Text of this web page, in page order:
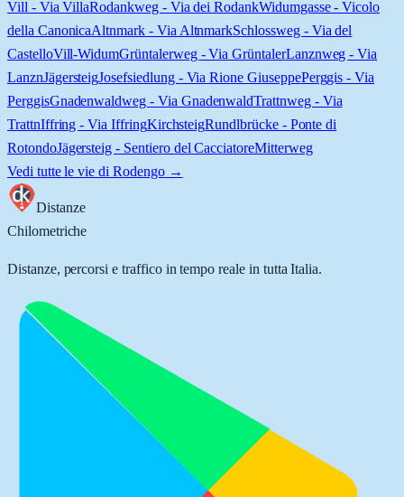
Vill - Via VillaRodankweg - Via dei RodankWidumgasse - Vicolo
della CanonicaAltnmark - Via AltnmarkSchlossweg - Via del
CastelloVill-WidumGrüntalerweg - Via GrüntalerLanznweg - Via
LanznJägersteigJosefsiedlung - Via Rione GiuseppePerggis - Via
PerggisGnadenwaldweg - Via GnadenwaldTrattnweg - Via
TrattnIffring - Via IffringKirchsteigRundlbrücke - Ponte di
RotondoJägersteig - Sentiero del CacciatoreMitterweg
Vedi tutte le vie di Rodengo→
Distanze
Chilometriche
Distanze, percorsi e traffico in tempo reale in tutta Italia.